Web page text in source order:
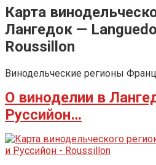
Карта
Лангедок —
Roussillon
Винодельческие регионы
О виноделии в
Руссийон…